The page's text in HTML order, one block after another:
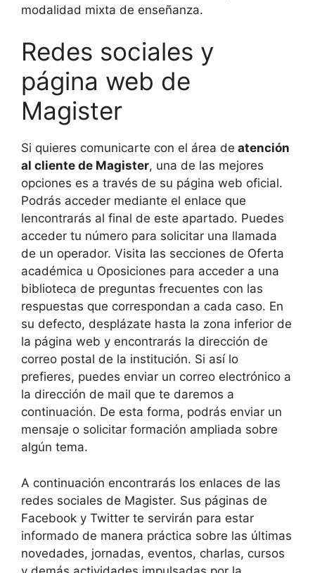
modalidad mixta de enseñanza.
Redes sociales y
página web de
Magister
Si quieres comunicarte con el área de atención
al cliente de Magister, una de las mejores
opciones es a través de su página web oficial.
Podrás acceder mediante el enlace que
lencontrarás al final de este apartado. Puedes
acceder tu número para solicitar una llamada
de un operador. Visita las secciones de Oferta
académica u Oposiciones para acceder a una
biblioteca de preguntas frecuentes con las
respuestas que correspondan a cada caso. En
su defecto, desplázate hasta la zona inferior de
la página web y encontrarás la dirección de
correo postal de la institución. Si así lo
prefieres, puedes enviar un correo electrónico a
la dirección de mail que te daremos a
continuación. De esta forma, podrás enviar un
mensaje o solicitar formación ampliada sobre
algún tema.
A continuación encontrarás los enlaces de las
redes sociales de Magister. Sus páginas de
Facebook y Twitter te servirán para estar
informado de manera práctica sobre las últimas
novedades, jornadas, eventos, charlas, cursos